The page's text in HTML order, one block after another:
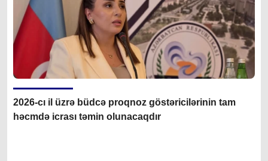
2026-cı il üzrə büdcə proqnoz göstəricilərinin tam
həcmdə icrası təmin olunacaqdır